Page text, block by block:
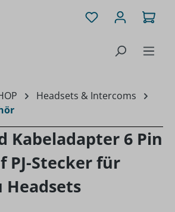
Du hast 0
Headsets & Intercoms
Kabeladapter 6 Pin
PJ-Stecker für
Headsets